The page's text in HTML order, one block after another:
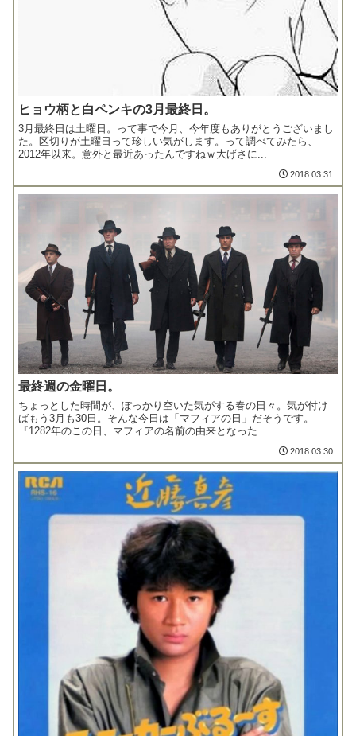
ヒョウ柄と白ペンキの3月最終日。
3月最終日は土曜日。って事で今月、今年度もありがとうございまし
た。区切りが土曜日って珍しい気がします。って調べてみたら、
2012年以来。意外と最近あったんですねｗ大げさに...
2018.03.31
最終週の金曜日。
ちょっとした時間が、ぽっかり空いた気がする春の日々。気が付け
ばもう3月も30日。そんな今日は「マフィアの日」だそうです。
『1282年のこの日、マフィアの名前の由来となった...
2018.03.30